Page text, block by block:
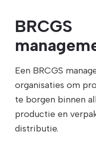
BRCGS
Een BRCGS
organisaties om
te borgen binnen
productie en
distributie.